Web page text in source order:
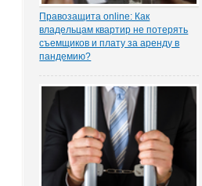
Правозащита online: Как
владельцам квартир не потерять
съемщиков и плату за аренду в
пандемию?
спроса, отметила в интервью
порталу «ЗАКОНИЯ» главный
юрисконсульт проектов судебной
практики Ольга Старых.